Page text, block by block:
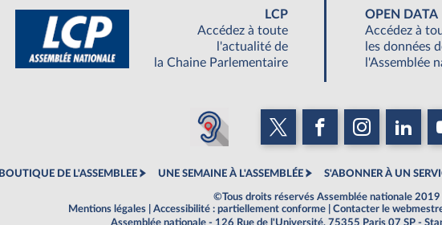
LCP
Accédez à toute
l'actualité de
la Chaine Parlementaire
OPEN DATA
Accédez à
les données
l'Assemblée
BOUTIQUE DE L'ASSEMBLEE UNE SEMAINE À L'ASSEMBLÉE S'ABONNER À UN
©Tous droits réservés Assemblée nationale 2019
Mentions légales
Accessibilité : partiellement conforme Contacter le
Assemblée nationale - 126 Rue de l'Université, 75355 Paris 07 SP -